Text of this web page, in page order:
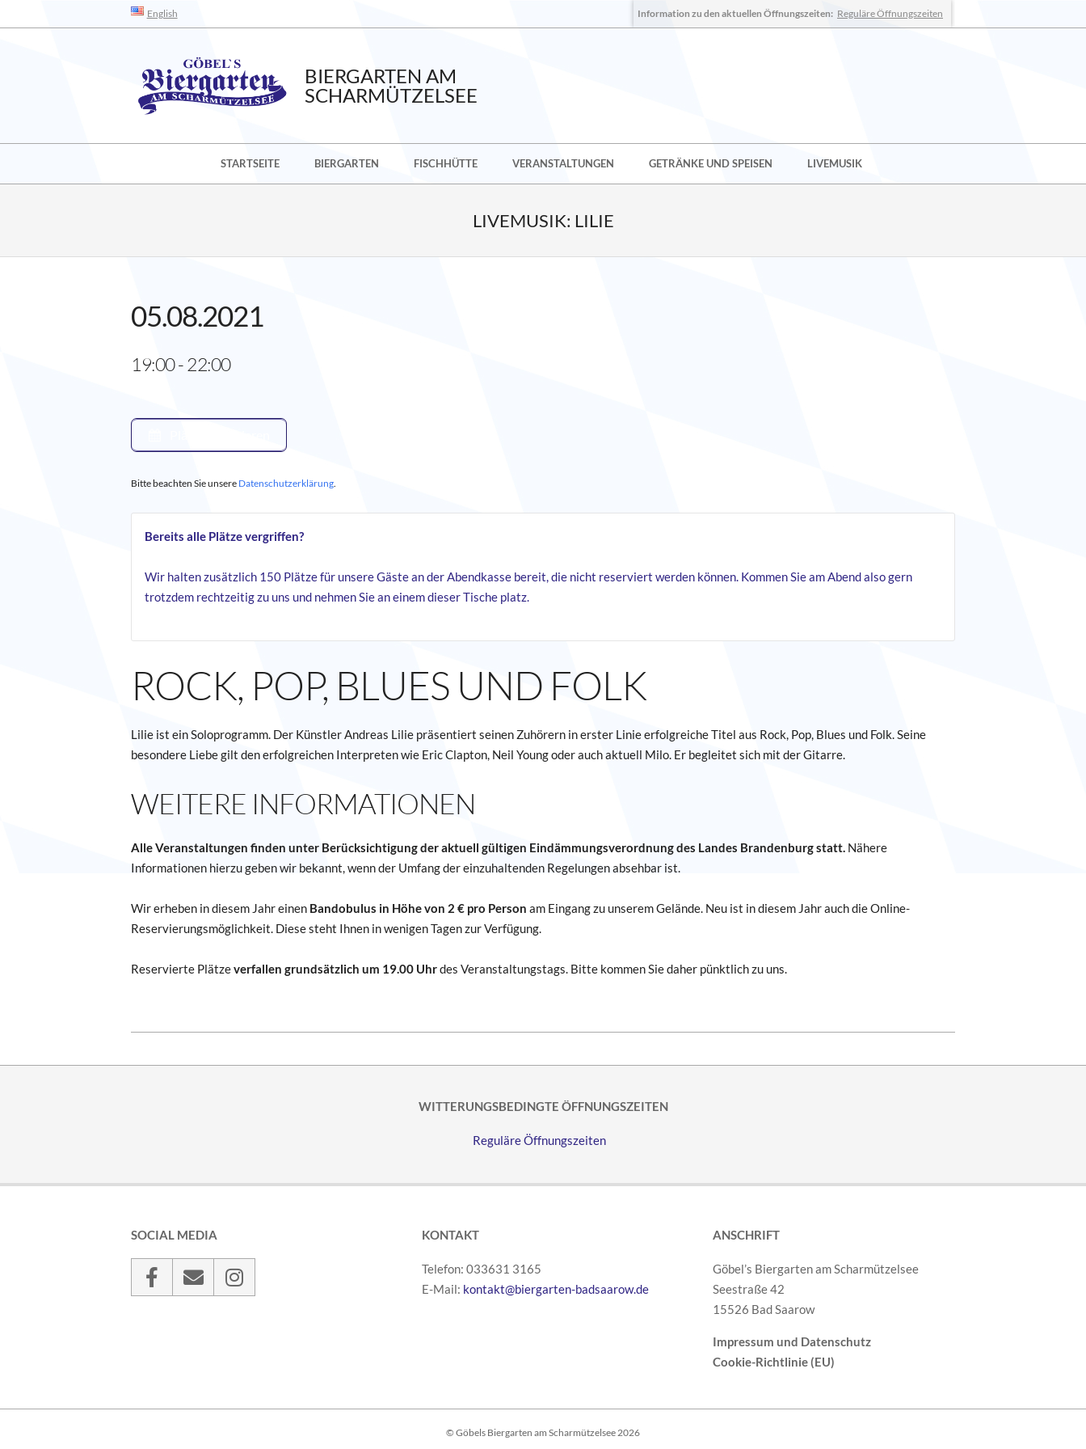
to
English Information zu den aktuellen Öffnungszeiten: Reguläre Öffnungszeiten
BIERGARTEN AM
SCHARMÜTZELSEE
STARTSEITE BIERGARTEN FISCHHÜTTE VERANSTALTUNGEN GETRÄNKE UND SPEISEN LIVEMUSIK
LIVEMUSIK: LILIE
05.08.2021
19:00 - 22:00
Bitte beachten Sie unsere Datenschutzerklärung.
Bereits alle Plätze vergriffen?
Wir halten zusätzlich 150 Plätze für unsere Gäste an der Abendkasse bereit, die nicht reserviert werden können. Kommen Sie am Abend also gern
trotzdem rechtzeitig zu uns und nehmen Sie an einem dieser Tische platz.
ROCK, POP, BLUES UND FOLK
Lilie ist ein Soloprogramm. Der Künstler Andreas Lilie präsentiert seinen Zuhörern in erster Linie erfolgreiche Titel aus Rock, Pop, Blues und Folk. Seine
besondere Liebe gilt den erfolgreichen Interpreten wie Eric Clapton, Neil Young oder auch aktuell Milo. Er begleitet sich mit der Gitarre.
WEITERE INFORMATIONEN
Alle Veranstaltungen finden unter Berücksichtigung der aktuell gültigen Eindämmungsverordnung des Landes Brandenburg statt. Nähere
Informationen hierzu geben wir bekannt, wenn der Umfang der einzuhaltenden Regelungen absehbar ist.
Wir erheben in diesem Jahr einen Bandobulus in Höhe von 2 € pro Person am Eingang zu unserem Gelände. Neu ist in diesem Jahr auch die Online-
Reservierungsmöglichkeit. Diese steht Ihnen in wenigen Tagen zur Verfügung.
Reservierte Plätzeverfallen grundsätzlich um 19.00 Uhrdes Veranstaltungstags. Bitte kommen Sie daher pünktlich zu uns.
08-
WITTERUNGSBEDINGTE ÖFFNUNGSZEITEN
Reguläre Öffnungszeiten
SOCIAL MEDIA KONTAKT
Telefon: 033631 3165
E-Mail: kontakt@biergarten-badsaarow.de
ANSCHRIFT
Göbel’s Biergarten am Scharmützelsee
Seestraße 42
15526 Bad Saarow
Impressum und Datenschutz
Cookie-Richtlinie (EU)
© Göbels Biergarten am Scharmützelsee 2026